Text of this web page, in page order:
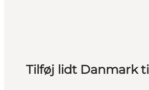
Tilføj lidt Danmark